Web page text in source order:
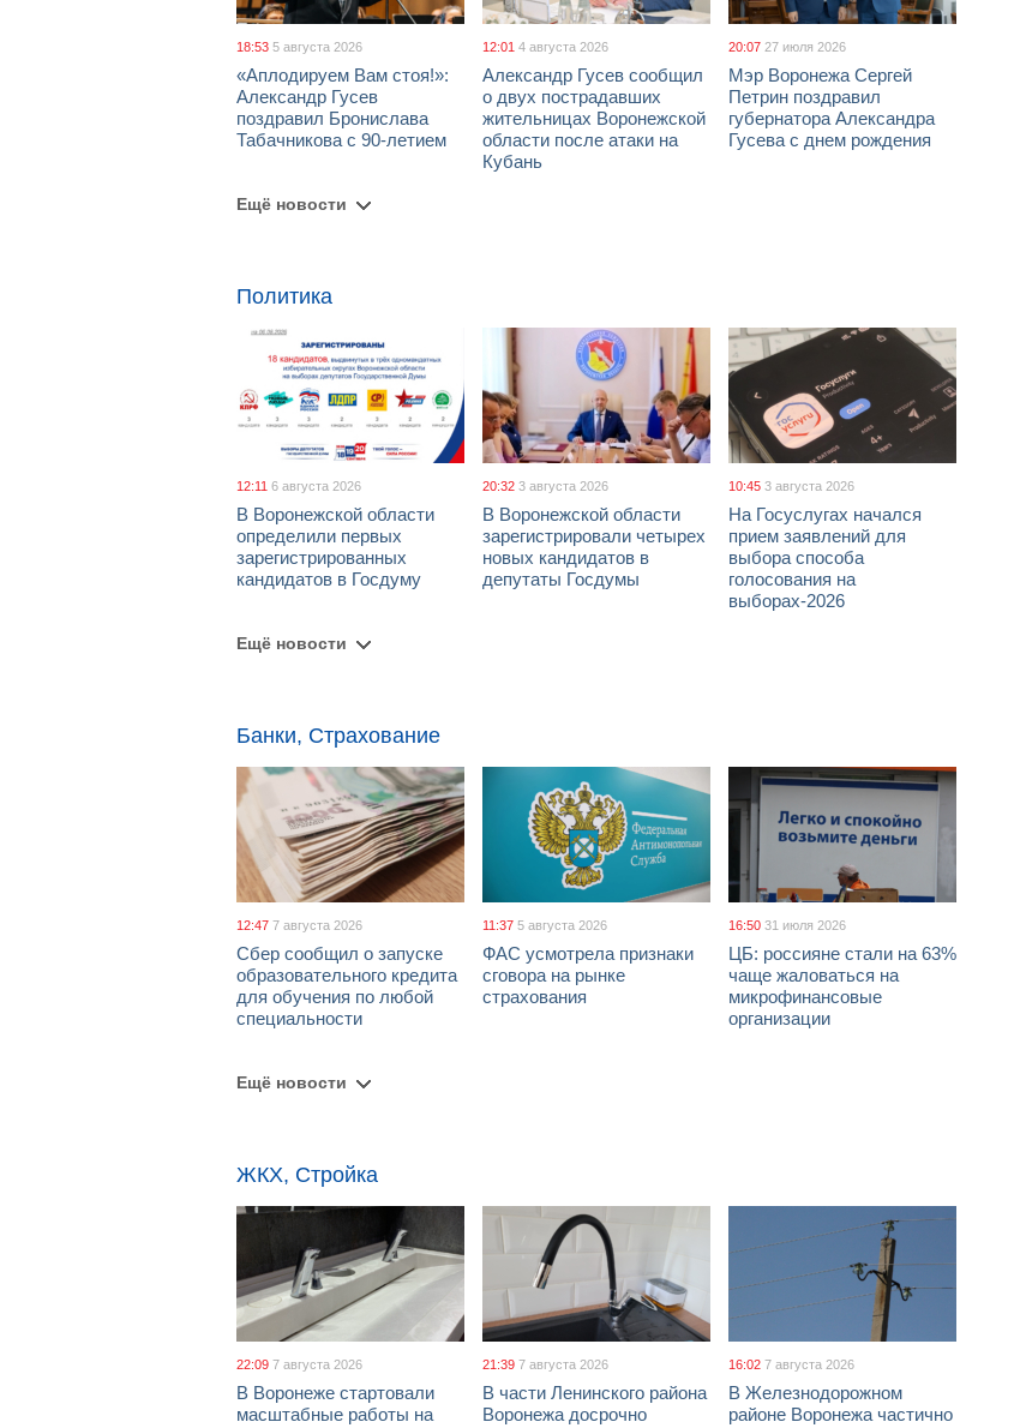
18:53 5 августа 2026
«Аплодируем Вам стоя!»:
Александр Гусев
поздравил Бронислава
Табачникова с 90-летием
12:01 4 августа 2026
Александр Гусев сообщил
о двух пострадавших
жительницах Воронежской
области после атаки на
Кубань
20:07 27 июля 2026
Мэр Воронежа Сергей
Петрин поздравил
губернатора Александра
Гусева с днем рождения
Ещё новости
Политика
12:11 6 августа 2026
В Воронежской области
определили первых
зарегистрированных
кандидатов в Госдуму
20:32 3 августа 2026
В Воронежской области
зарегистрировали четырех
новых кандидатов в
депутаты Госдумы
10:45 3 августа 2026
На Госуслугах начался
прием заявлений для
выбора способа
голосования на
выборах-2026
Ещё новости
Банки, Страхование
12:47 7 августа 2026
Сбер сообщил о запуске
образовательного кредита
для обучения по любой
специальности
11:37 5 августа 2026
ФАС усмотрела признаки
сговора на рынке
страхования
16:50 31 июля 2026
ЦБ: россияне стали на 63%
чаще жаловаться на
микрофинансовые
организации
Ещё новости
ЖКХ, Стройка
22:09 7 августа 2026
В Воронеже стартовали
масштабные работы на
21:39 7 августа 2026
В части Ленинского района
Воронежа досрочно
16:02 7 августа 2026
В Железнодорожном
районе Воронежа частично